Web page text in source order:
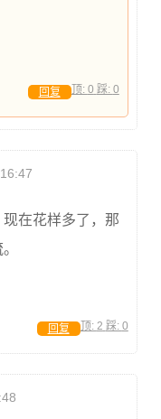
顶: 0 踩: 0
回复
在花样多了，那
顶: 2 踩: 0
回复